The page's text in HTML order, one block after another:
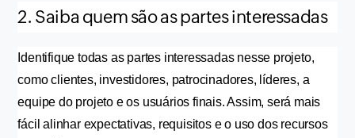
2. Saiba quem são as partes interessadas
Identifique todas as partes interessadas nesse projeto,
como clientes, investidores, patrocinadores, líderes, a
equipe do projeto e os usuários finais. Assim, será mais
fácil alinhar expectativas, requisitos e o uso dos recursos